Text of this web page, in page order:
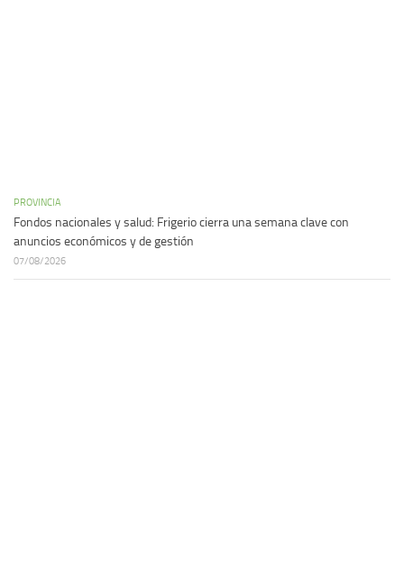
PROVINCIA
Fondos nacionales y salud: Frigerio cierra una semana clave con
anuncios económicos y de gestión
07/08/2026